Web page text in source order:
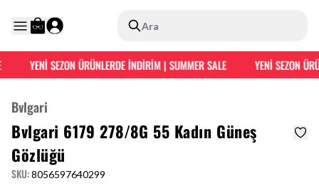
Ara
YENİ SEZON ÜRÜNLERDE İNDİRİM | SUMMER SALE YENİ SEZON
Bvlgari
Bvlgari 6179 278/8G 55 Kadın Güneş
Gözlüğü
SKU:8056597640299